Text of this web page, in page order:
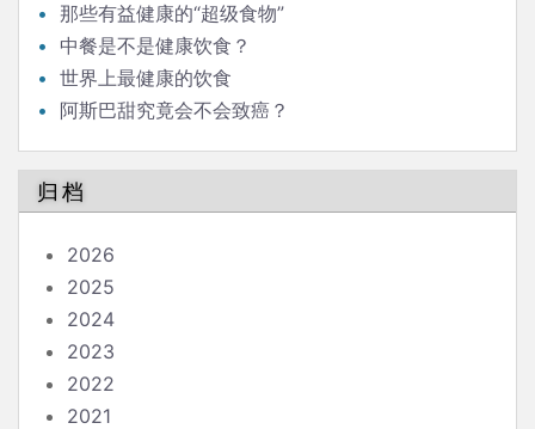
那些有益健康的“超级食物”
中餐是不是健康饮食？
世界上最健康的饮食
阿斯巴甜究竟会不会致癌？
归档
2026
2025
2024
2023
2022
2021